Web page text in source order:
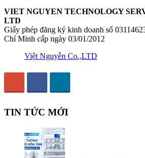
VIET NGUYEN TECHNOLOGY
LTD
Giấy phép đăng ký kinh doanh số
Chí Minh cấp ngày 03/01/2012
Việt Nguyễn Co.,LTD
TIN TỨC MỚI